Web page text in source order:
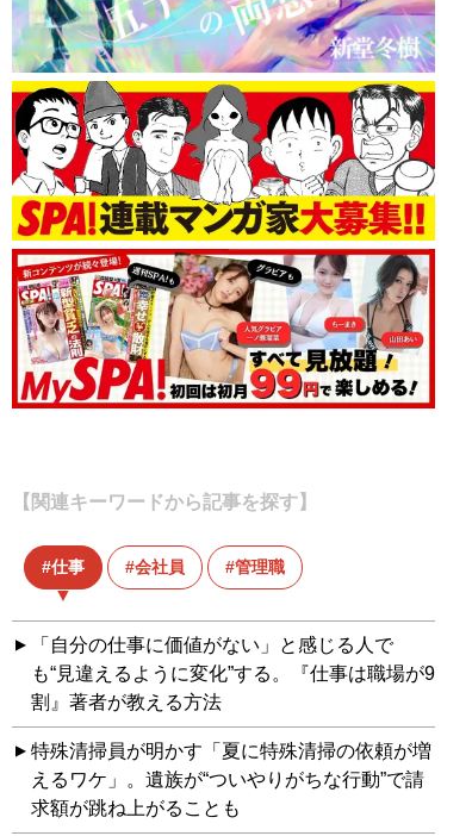
【関連キーワードから記事を探す】
仕事 会社員 管理職
「自分の仕事に価値がない」と感じる人で
も“見違えるように変化”する。『仕事は職場が9
割』著者が教える方法
特殊清掃員が明かす「夏に特殊清掃の依頼が増
えるワケ」。遺族が“ついやりがちな行動”で請
求額が跳ね上がることも